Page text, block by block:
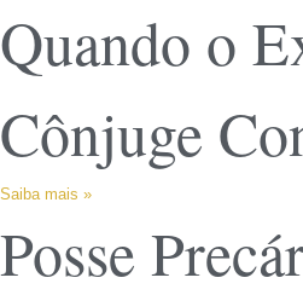
Quando o
Cônjuge
Saiba mais »
Posse